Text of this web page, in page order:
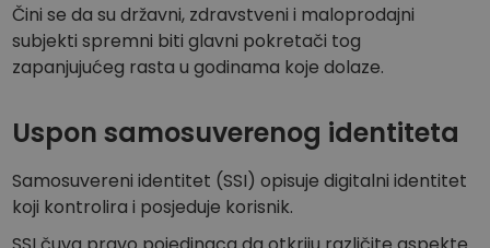
Čini se da su državni, zdravstveni i maloprodajni
subjekti spremni biti glavni pokretači tog
zapanjujućeg rasta u godinama koje dolaze.
Uspon samosuverenog identiteta
Samosuvereni identitet (SSI) opisuje digitalni identitet
koji kontrolira i posjeduje korisnik.